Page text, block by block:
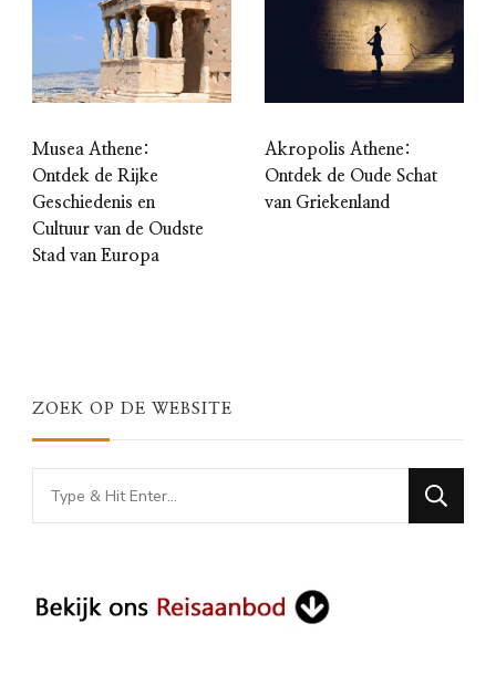
Musea Athene:
Ontdek de Rijke
Geschiedenis en
Cultuur van de Oudste
Stad van Europa
Akropolis Athene:
Ontdek de Oude Schat
van Griekenland
ZOEK OP DE WEBSITE
Looking
for